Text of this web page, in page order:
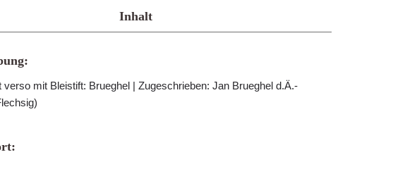
Inhalt
verso mit Bleistift: Brueghel | Zugeschrieben: Jan Brueghel d.Ä.-